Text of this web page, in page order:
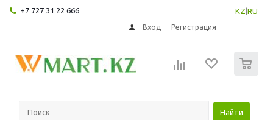
+7 727 31 22 666 KZ RU
Вход Регистрация
Найти